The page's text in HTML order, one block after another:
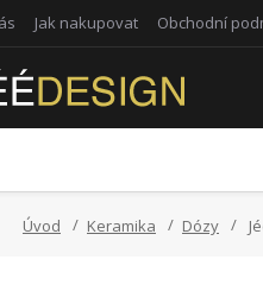
Jak nakupovat Obchodní
Úvod Keramika Dózy